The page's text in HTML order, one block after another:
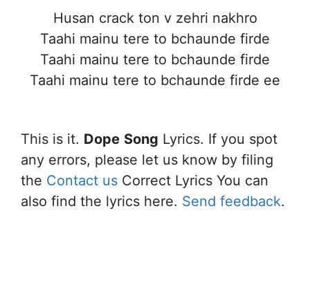
Husan crack ton v zehri nakhro
Taahi mainu tere to bchaunde firde
Taahi mainu tere to bchaunde firde
Taahi mainu tere to bchaunde firde ee
This is it. Dope Song Lyrics. If you spot
any errors, please let us know by filing
the Contact us Correct Lyrics You can
also find the lyrics here. Send feedback.